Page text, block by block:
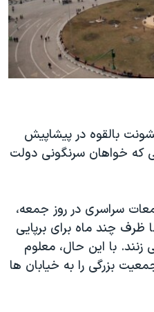
ایران
بالقوه در پیشاپیش
که خواهان سرنگونی دولت
سراسری در روز جمعه،
چند ماه برای برپایی
با این حال، معلوم
بزرگی را به خیابان ها